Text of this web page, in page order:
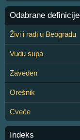
Odabrane definicije
Živi i radi u Beogradu
Vudu supa
Zaveden
Orešnik
Cveće
Indeks